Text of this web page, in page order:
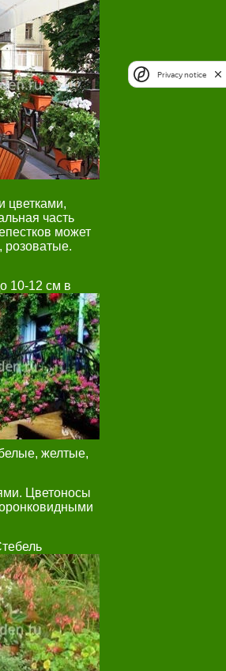
цветками,
часть
может
розоватые.
10-12 см в
желтые,
Цветоносы
Privacy notice